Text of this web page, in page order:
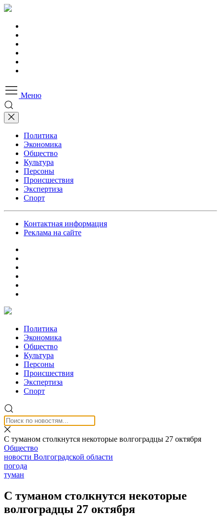
Меню
Политика
Экономика
Общество
Культура
Персоны
Происшествия
Экспертиза
Спорт
Контактная информация
Реклама на сайте
Политика
Экономика
Общество
Культура
Персоны
Происшествия
Экспертиза
Спорт
С туманом столкнутся некоторые волгоградцы 27 октября
Общество
новости Волгоградской области
погода
туман
С туманом столкнутся некоторые
волгоградцы 27 октября